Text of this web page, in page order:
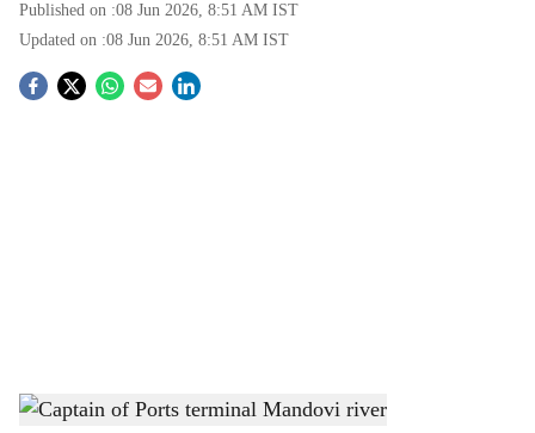
Published on :08 Jun 2026, 8:51 AM IST
Updated on :08 Jun 2026, 8:51 AM IST
S
Captain of Ports terminal Mandovi river- Dainik Gomantak